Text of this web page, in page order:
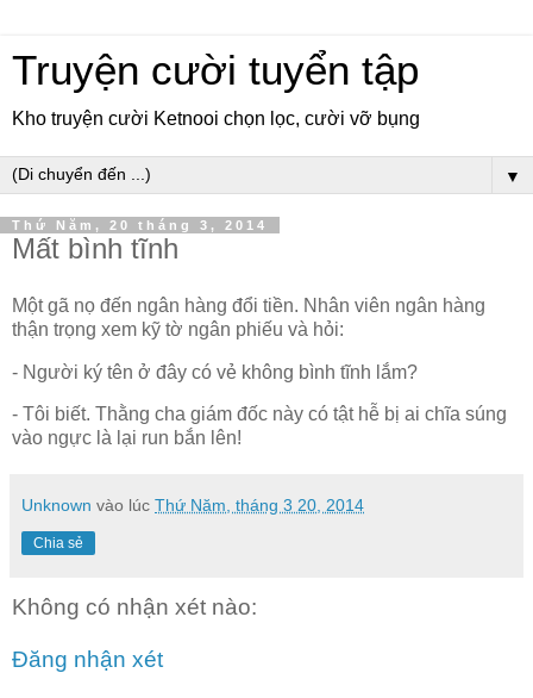
Truyện cười tuyển tập
Kho truyện cười Ketnooi chọn lọc, cười vỡ bụng
▼
Thứ Năm, 20 tháng 3, 2014
Mất bình tĩnh
Một gã nọ đến ngân hàng đổi tiền. Nhân viên ngân hàng
thận trọng xem kỹ tờ ngân phiếu và hỏi:
- Người ký tên ở đây có vẻ không bình tĩnh lắm?
- Tôi biết. Thằng cha giám đốc này có tật hễ bị ai chĩa súng
vào ngực là lại run bắn lên!
Unknown vào lúc Thứ Năm, tháng 3 20, 2014
Chia sẻ
Không có nhận xét nào:
Đăng nhận xét